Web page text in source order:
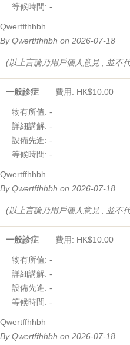
等候時間: -
Qwertffhhbh
By Qwertffhhbh on 2026-07-18
(以上言論乃用戶個人意見 , 並不
一般診症 費用: HK$10.00
物有所值: -
詳細講解: -
設備先進: -
等候時間: -
Qwertffhhbh
By Qwertffhhbh on 2026-07-18
(以上言論乃用戶個人意見 , 並不
一般診症 費用: HK$10.00
物有所值: -
詳細講解: -
設備先進: -
等候時間: -
Qwertffhhbh
By Qwertffhhbh on 2026-07-18